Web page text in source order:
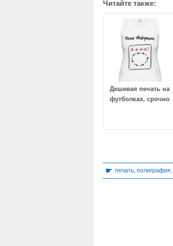
Читайте также:
Дешевая печать на
футболках, срочно
☛ печать, полиграфия,